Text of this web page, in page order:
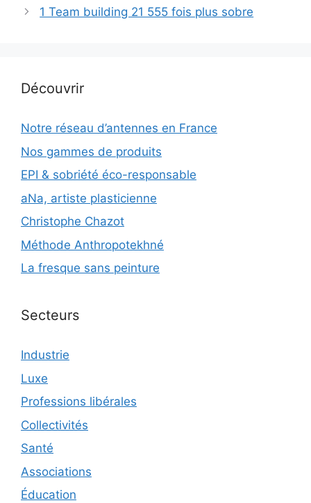
1 Team building 21 555 fois plus sobre
Découvrir
Notre réseau d’antennes en France
Nos gammes de produits
EPI & sobriété éco-responsable
aNa, artiste plasticienne
Christophe Chazot
Méthode Anthropotekhné
La fresque sans peinture
Secteurs
Industrie
Luxe
Professions libérales
Collectivités
Santé
Associations
Éducation